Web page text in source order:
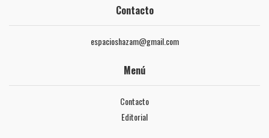
Contacto
espacioshazam@gmail.com
Menú
Contacto
Editorial